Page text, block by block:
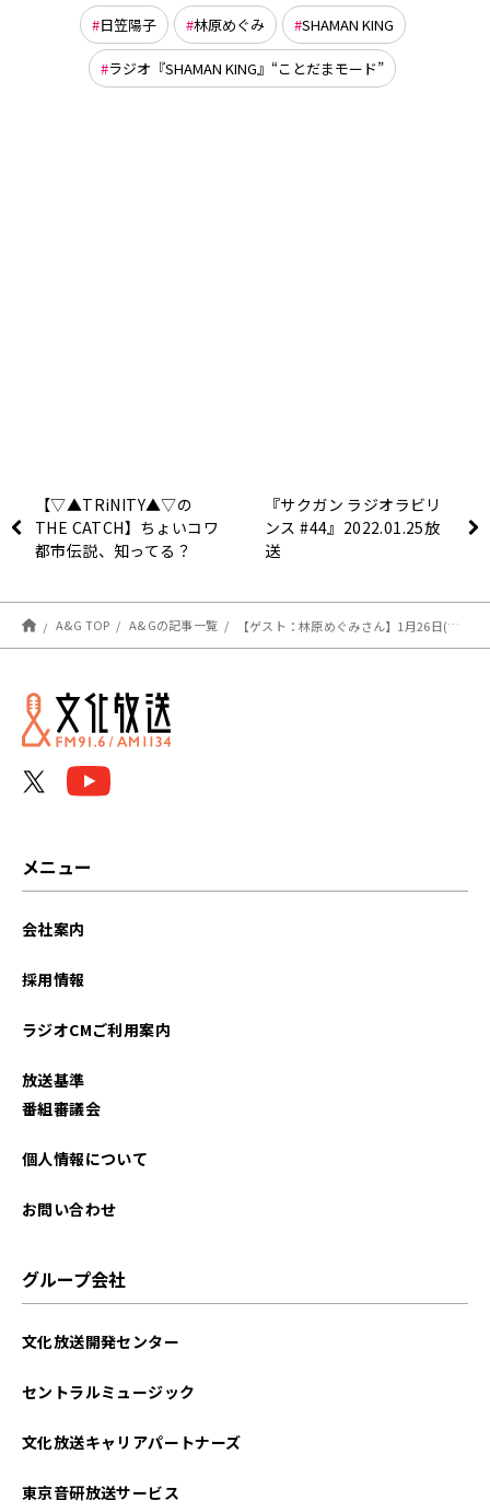
日笠陽子 林原めぐみ SHAMAN KING
ラジオ『SHAMAN KING』“ことだまモード”
【▽▲TRiNITY▲▽の
THE CATCH】ちょいコワ
都市伝説、知ってる？
『サクガン ラジオラビリ
ンス #44』2022.01.25放
送
A&G TOP A&Gの記事一覧 【ゲスト：林原めぐみさん】1月26日(水)17時～第2廻放送！「ラジオ『SHAMAN KING』“ことだまモード”」
メニュー
会社案内
採用情報
ラジオCMご利用案内
放送基準
番組審議会
個人情報について
お問い合わせ
グループ会社
文化放送開発センター
セントラルミュージック
文化放送キャリアパートナーズ
東京音研放送サービス